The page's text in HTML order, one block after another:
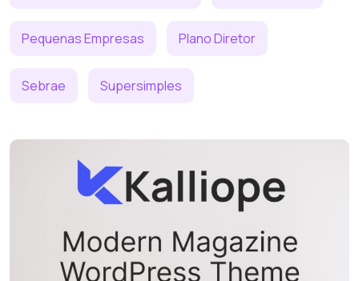
Pequenas Empresas Plano Diretor
Sebrae Supersimples